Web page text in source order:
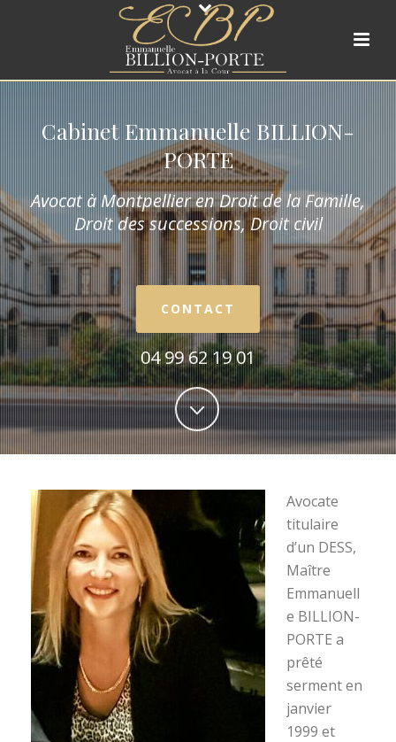
Cabinet Emmanuelle BILLION-
PORTE
Avocat à Montpellier en Droit de la Famille,
Droit des successions, Droit civil
CONTACT
04 99 62 19 01
Avocate
titulaire
d’un DESS,
Maître
Emmanuell
e BILLION-
PORTE a
prêté
serment en
janvier
1999 et